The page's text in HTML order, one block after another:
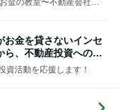
お金を貸さないインセ
ら、不動産投資への融
資活動を応援します！